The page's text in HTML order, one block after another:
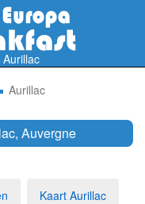
Aurillac
Auvergne
Kaart Aurillac